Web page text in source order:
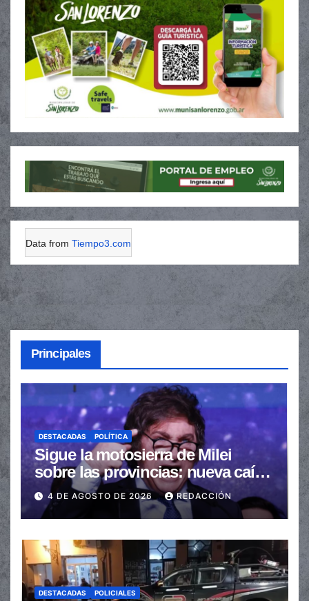
Data from Tiempo3.com
Principales
DESTACADAS POLÍTICA
Sigue la motosierra de Milei
sobre las provincias: nueva caída
de las transferencias no
automáticas
4 DE AGOSTO DE 2026 REDACCIÓN
DESTACADAS POLICIALES